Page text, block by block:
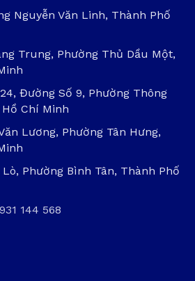
Nguyễn Văn Linh, Thành Phố
Trung, Phường Thủ Dầu Một,
Đường Số 9, Phường Thông
Chí Minh
Lương, Phường Tân Hưng,
Lò, Phường Bình Tân, Thành Phố
144 568